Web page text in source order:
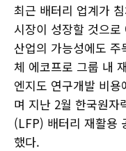
최근 배터리 업계가
시장이 성장할 것으
산업의 가능성에도
체 에코프로 그룹 내
엔지도 연구개발 비
며 지난 2월 한국원자
(LFP) 배터리 재활용
했다.